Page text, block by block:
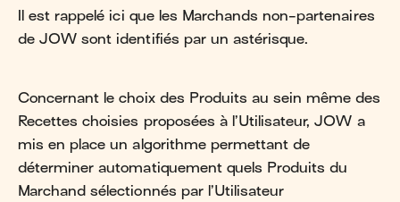
Il est rappelé ici que les Marchands non-partenaires
de JOW sont identifiés par un astérisque.
Concernant le choix des Produits au sein même des
Recettes choisies proposées à l’Utilisateur, JOW a
mis en place un algorithme permettant de
déterminer automatiquement quels Produits du
Marchand sélectionnés par l’Utilisateur